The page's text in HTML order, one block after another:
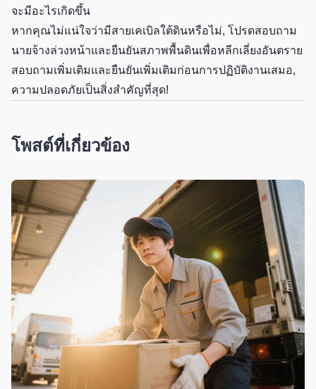
จะมีอะไรเกิดขึ้น
หากคุณไม่แน่ใจว่ามีสายเคเบิลใต้ดินหรือไม่, โปรดสอบถาม
นายจ้างล่วงหน้าและยืนยันสภาพพื้นดินเพื่อหลีกเลี่ยงอันตราย
สอบถามเพิ่มเติมและยืนยันเพิ่มเติมก่อนการปฏิบัติงานเสมอ,
ความปลอดภัยเป็นสิ่งสำคัญที่สุด!
โพสต์ที่เกี่ยวข้อง